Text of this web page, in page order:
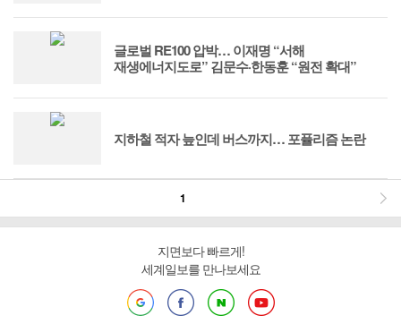
글로벌 RE100 압박… 이재명 “서해
재생에너지도로” 김문수·한동훈 “원전 확대”
지하철 적자 늪인데 버스까지… 포퓰리즘 논란
1
지면보다 빠르게!
세계일보를 만나보세요